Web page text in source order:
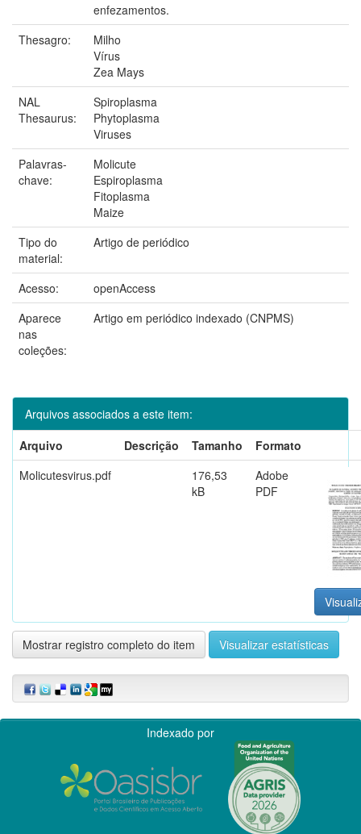
enfezamentos.
Thesagro:
Milho
Vírus
Zea Mays
NAL
Thesaurus:
Spiroplasma
Phytoplasma
Viruses
Palavras-
chave:
Molicute
Espiroplasma
Fitoplasma
Maize
Tipo do
material:
Artigo de periódico
Acesso:
openAccess
Aparece
nas
coleções:
Artigo em periódico indexado (CNPMS)
Arquivos associados a este item:
Arquivo
Descrição Tamanho
Formato
Molicutesvirus.pdf
176,53
kB
Adobe
PDF
Mostrar registro completo do item Visualizar estatísticas
Indexado por